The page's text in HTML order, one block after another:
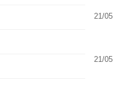
21/05
21/05